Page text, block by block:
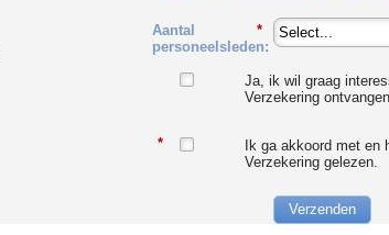
*
Aantal
personeelsleden:
Ja, ik wil graag
Verzekering
* Ik ga akkoord met en
Verzekering gelezen.
Verzenden